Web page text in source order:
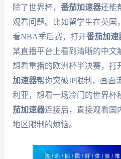
除了世界杯， 番茄加速器还能
观看问题。比如留学生在英国
看NBA季后赛，打开番茄加速
某直播平台上看到清晰的中文
想看重播的欧洲杯半决赛，打
加速器帮你突破IP限制，画面
利亚，想看一场冷门的世界杯
茄加速器连接后，直接观看国
地区限制的烦恼。